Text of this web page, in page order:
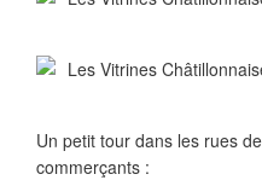
Un petit tour dans les rues
commerçants :